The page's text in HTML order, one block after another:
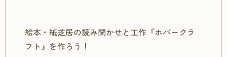
絵本・紙芝居の読み聞かせと工作『ホバークラ
フト』を作ろう！